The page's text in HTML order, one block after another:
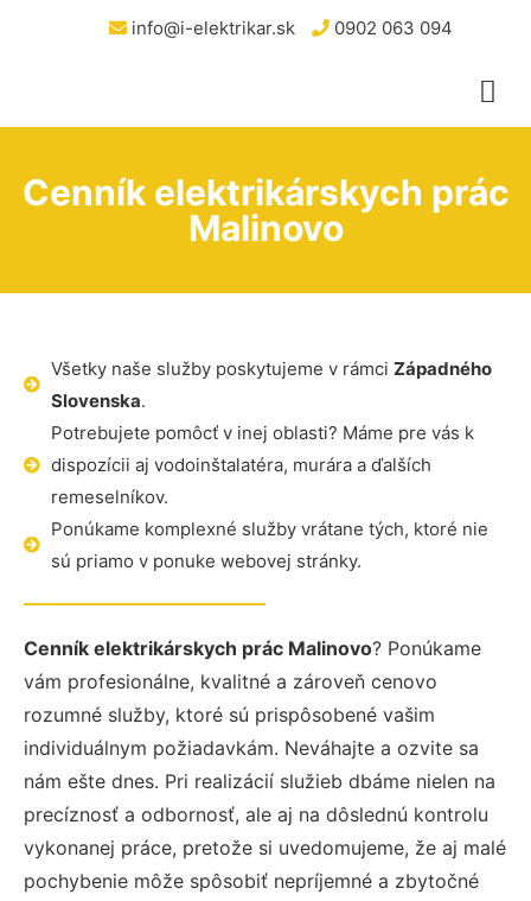
info@i-elektrikar.sk 0902 063 094
Cenník elektrikárskych prác
Malinovo
Všetky naše služby poskytujeme v rámci Západného
Slovenska.
Potrebujete pomôcť v inej oblasti? Máme pre vás k
dispozícii aj vodoinštalatéra, murára a ďalších
remeselníkov.
Ponúkame komplexné služby vrátane tých, ktoré nie
sú priamo v ponuke webovej stránky.
Cenník elektrikárskych prác Malinovo? Ponúkame
vám profesionálne, kvalitné a zároveň cenovo
rozumné služby, ktoré sú prispôsobené vašim
individuálnym požiadavkám. Neváhajte a ozvite sa
nám ešte dnes. Pri realizácií služieb dbáme nielen na
precíznosť a odbornosť, ale aj na dôslednú kontrolu
vykonanej práce, pretože si uvedomujeme, že aj malé
pochybenie môže spôsobiť nepríjemné a zbytočné